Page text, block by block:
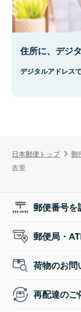
日本郵便トップ 郵
吉里
住所に、デジ
デジタルアドレス
郵便番号を
郵便局・
荷物のお問
再配達のご